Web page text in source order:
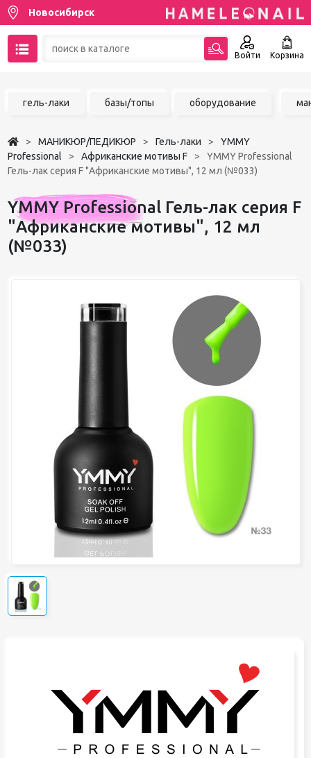
Новосибирск
Войти Корзина
Чат в MAX
Избранное
гель-лаки базы/топы оборудование
МАНИКЮР/ПЕДИКЮР Гель-лаки
YMMY
Professional
Африканские мотивы F
YMMY Professional
Гель-лак серия F "Африканские мотивы", 12 мл (№033)
YMMY Professional Гель-лак серия F
"Африканские мотивы", 12 мл
(№033)